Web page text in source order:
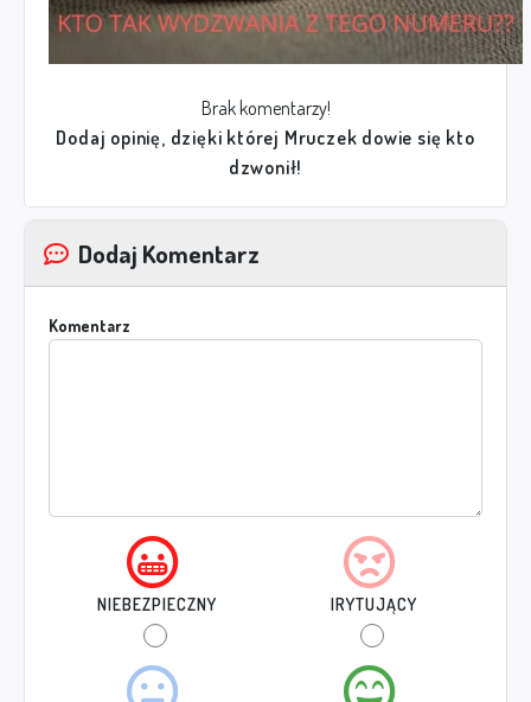
Brak komentarzy!
Dodaj opinię, dzięki której Mruczek dowie się kto
dzwonił!
Dodaj Komentarz
Komentarz
NIEBEZPIECZNY IRYTUJĄCY